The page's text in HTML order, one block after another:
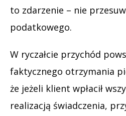
to zdarzenie – nie
podatkowego.
W ryczałcie przychód
faktycznego otrzymania
że jeżeli klient wpłacił
realizacją świadczenia,